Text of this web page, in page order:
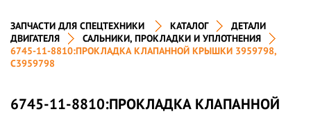
ЗАПЧАСТИ ДЛЯ СПЕЦТЕХНИКИ КАТАЛОГ
ДЕТАЛИ
ДВИГАТЕЛЯ
САЛЬНИКИ, ПРОКЛАДКИ И УПЛОТНЕНИЯ
6745-11-8810:ПРОКЛАДКА КЛАПАННОЙ КРЫШКИ 3959798,
C3959798
6745-11-8810:ПРОКЛАДКА КЛАПАННОЙ